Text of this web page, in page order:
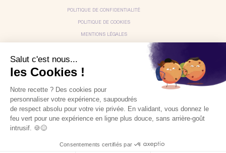
POLITIQUE DE CONFIDENTIALITÉ
POLITIQUE DE COOKIES
MENTIONS LÉGALES